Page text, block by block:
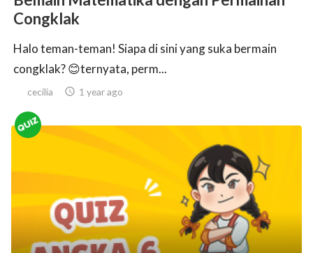
Congklak
Halo teman-teman! Siapa di sini yang suka bermain
congklak? 😊ternyata, perm...
cecilia  1 year ago